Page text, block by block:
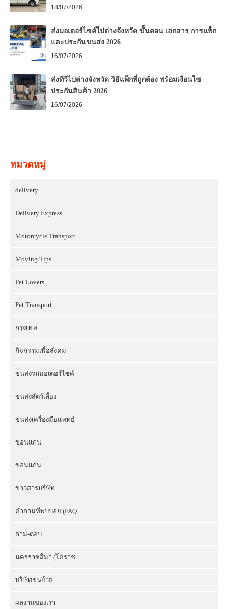
18/07/2026
ส่งมอเตอร์ไซค์ไปต่างจังหวัด ขั้นตอน เอกสาร การแพ็ก
และประกันขนส่ง 2026
16/07/2026
ส่งทีวีไปต่างจังหวัด วิธีแพ็กที่ถูกต้อง พร้อมเงื่อนไข
ประกันสินค้า 2026
16/07/2026
หมวดหมู่
delivery
Delivery Express
Motorcycle Transport
Moving Tips
Pet Lovers
Pet Transport
กรุงเทพ
กิจกรรมเพื่อสังคม
ขนส่งรถมอเตอร์ไซค์
ขนส่งสัตว์เลี้ยง
ขนส่งเครื่องมือแพทย์
ขอนแก่น
ขอนแก่น
ข่าวสารบริษัท
คำถามที่พบบ่อย (FAQ
ถาม-ตอบ
นครราชสีมา (โคราช
บริษัทขนย้าย
ผลงานของเรา